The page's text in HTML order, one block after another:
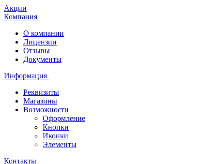
Акции
Компания
О компании
Лицензии
Отзывы
Документы
Информация
Реквизиты
Магазины
Возможности
Оформление
Кнопки
Иконки
Элементы
Контакты